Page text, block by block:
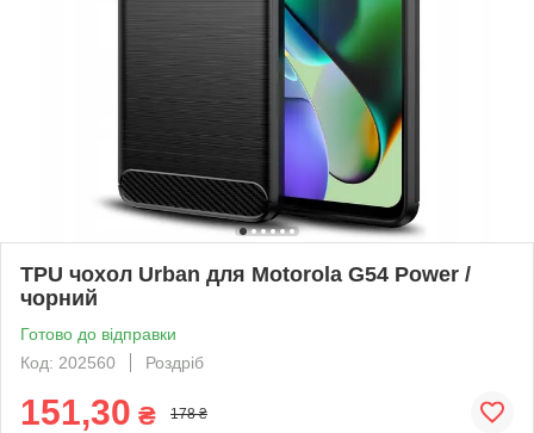
TPU чохол Urban для Motorola G54 Power /
чорний
Готово до відправки
Код: 202560
Роздріб
151,30 ₴ 178 ₴